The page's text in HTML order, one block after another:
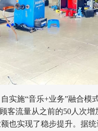
施“音乐+业务”融合模
客流量从之前的50人次
也实现了稳步提升。据